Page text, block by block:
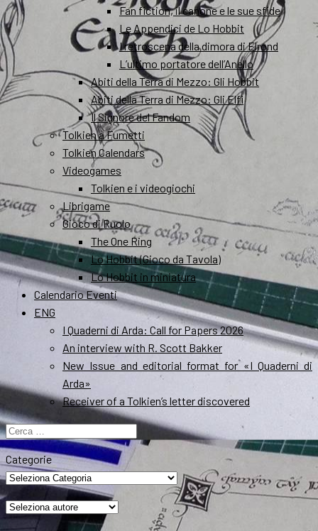
Fan fiction, il canone e le sue sfide
Le Appendici de Lo Hobbit
I retroscena della dimora di Elrond
L’ultimo portatore dell’Anello
Abiti della Terra di Mezzo: Gli Hobbit
Abiti della Terra di Mezzo: Gli Elfi
Il Signore del Fandom
Tolkien a Fumetti
Tolkien Calendars
Videogames
Tolkien e i videogiochi
Librigame
Gioco di Ruolo
The One Ring
Lo Hobbit (Gioco da Tavola)
Lo Hobbit in miniatura
Calendario Eventi
ENG
I Quaderni di Arda: Call for Papers 2026
An interview with R. Scott Bakker
New Issue and editorial format for «I Quaderni di
Arda»
Receiver of a Tolkien’s letter discovered
Ricerca
per:
Categorie